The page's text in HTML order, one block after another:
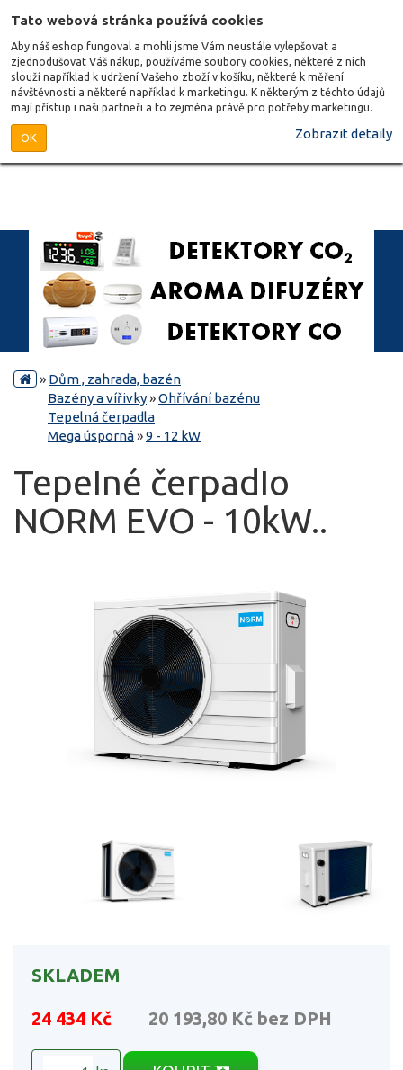
Tato webová stránka používá cookies
Aby náš eshop fungoval a mohli jsme Vám neustále vylepšovat a
zjednodušovat Váš nákup, používáme soubory cookies, některé z nich
slouží například k udržení Vašeho zboží v košíku, některé k měření
návštěvnosti a některé například k marketingu. K některým z těchto údajů
mají přístup i naši partneři a to zejména právě pro potřeby marketingu.
OK Zobrazit detaily
» Dům , zahrada, bazén
Bazény a vířivky»Ohřívání bazénu
Tepelná čerpadla
Mega úsporná»9 - 12 kW
TepeIné čerpadIo
NORM EVO - 10kW..
SKLADEM
24 434 Kč 20 193,80 Kč bez DPH